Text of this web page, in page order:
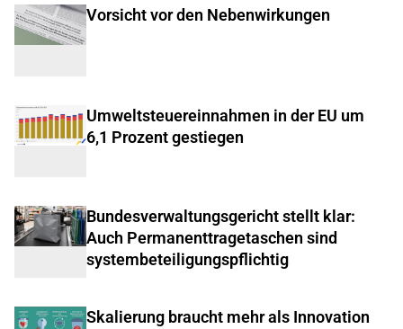
Vorsicht vor den Nebenwirkungen
Umweltsteuereinnahmen in der EU um
6,1 Prozent gestiegen
Bundesverwaltungsgericht stellt klar:
Auch Permanenttragetaschen sind
systembeteiligungspflichtig
Skalierung braucht mehr als Innovation